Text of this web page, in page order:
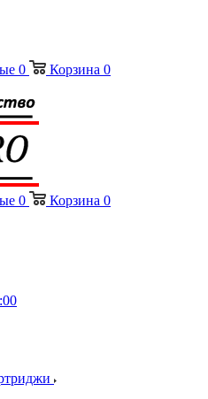
0 Корзина 0
0 Корзина 0